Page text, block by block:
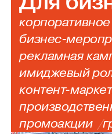
бизнес-
рекламная
имиджевый
контент-
промоакции